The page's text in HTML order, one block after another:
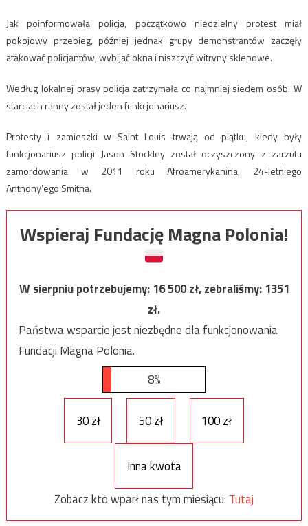
Jak poinformowała policja, początkowo niedzielny protest miał
pokojowy przebieg, później jednak grupy demonstrantów zaczęły
atakować policjantów, wybijać okna i niszczyć witryny sklepowe.
Według lokalnej prasy policja zatrzymała co najmniej siedem osób. W
starciach ranny został jeden funkcjonariusz.
Protesty i zamieszki w Saint Louis trwają od piątku, kiedy były
funkcjonariusz policji Jason Stockley został oczyszczony z zarzutu
zamordowania w 2011 roku Afroamerykanina, 24-letniego
Anthony’ego Smitha.
Wspieraj Fundację Magna Polonia!
W sierpniu potrzebujemy:16 500zł, zebraliśmy:1351
zł.
Państwa wsparcie jest niezbędne dla funkcjonowania
Fundacji Magna Polonia.
8%
30 zł 50 zł 100 zł
Inna kwota
Zobacz kto wparł nas tym miesiącu: Tutaj